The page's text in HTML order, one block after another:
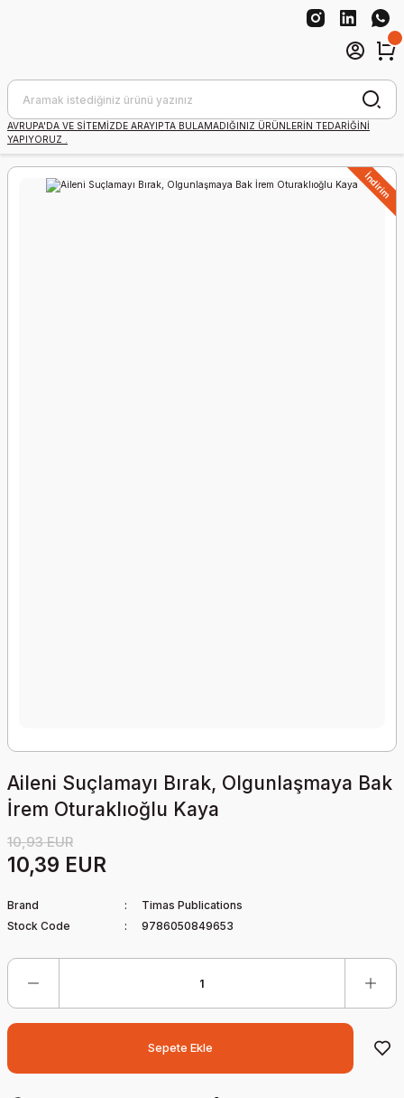
AVRUPA'DA VE SİTEMİZDE ARAYIPTA BULAMADIĞINIZ ÜRÜNLERİN TEDARİĞİNİ
YAPIYORUZ .
İndirim
Aileni Suçlamayı Bırak, Olgunlaşmaya Bak
İrem Oturaklıoğlu Kaya
10,93 EUR
10,39 EUR
Brand
Timas Publications
Stock Code
9786050849653
Sepete Ekle